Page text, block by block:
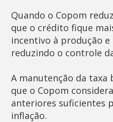
Quando o Copom
que o crédito fique
incentivo à produção e
reduzindo o controle
A manutenção da taxa
que o Copom
anteriores suficientes
inflação.